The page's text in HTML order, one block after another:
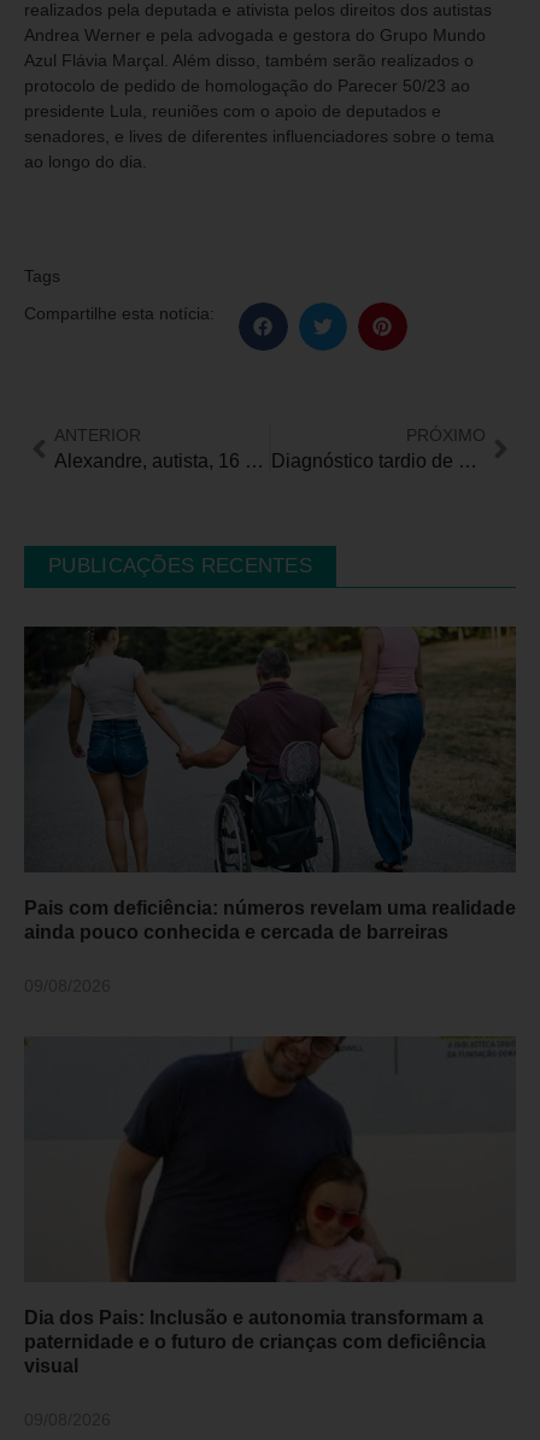
realizados pela deputada e ativista pelos direitos dos autistas
Andrea Werner e pela advogada e gestora do Grupo Mundo
Azul Flávia Marçal. Além disso, também serão realizados o
protocolo de pedido de homologação do Parecer 50/23 ao
presidente Lula, reuniões com o apoio de deputados e
senadores, e lives de diferentes influenciadores sobre o tema
ao longo do dia.
Tags
Compartilhe esta notícia:
ANTERIOR
Alexandre, autista, 16 anos e 73 medalhas em olimpíadas científicas no Brasil e no exterior
PRÓXIMO
Diagnóstico tardio de autismo reflete falta de informação sobre o transtorno
PUBLICAÇÕES RECENTES
Pais com deficiência: números revelam uma realidade
ainda pouco conhecida e cercada de barreiras
Dia dos Pais: Inclusão e autonomia transformam a
paternidade e o futuro de crianças com deficiência
visual